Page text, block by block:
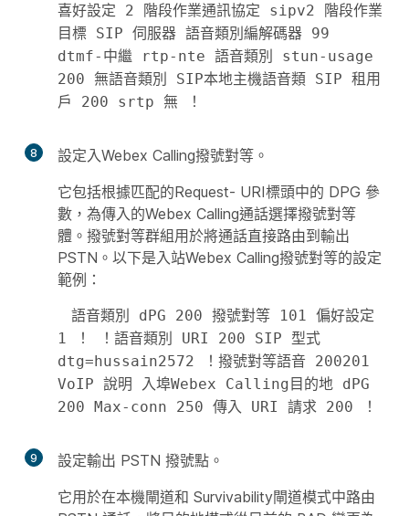
喜好設定 2 階段作業通訊協定 sipv2 階段作業
目標 SIP 伺服器 語音類別編解碼器 99
dtmf-中繼 rtp-nte 語音類別 stun-usage
200 無語音類別 SIP本地主機語音類 SIP 租用
戶 200 srtp 無 ！
8
設定入Webex Calling撥號對等。
它包括根據匹配的Request- URI標頭中的 DPG 參
數，為傳入的Webex Calling通話選擇撥號對等
體。撥號對等群組用於將通話直接路由到輸出
PSTN。以下是入站Webex Calling撥號對等的設定
範例：
1 ！ ！語音類別 URI 200 SIP 型式
dtg=hussain2572 ！撥號對等語音 200201
VoIP 說明 入埠Webex Calling目的地 dPG
9
設定輸出 PSTN 撥號點。
它用於在本機閘道和 Survivability閘道模式中路由